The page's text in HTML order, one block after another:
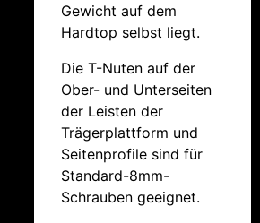
Gewicht auf dem
Hardtop selbst liegt.
Die T-Nuten auf der
Ober- und Unterseiten
der Leisten der
Trägerplattform und
Seitenprofile sind für
Standard-8mm-
Schrauben geeignet.